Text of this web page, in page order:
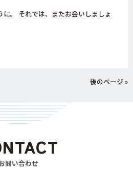
。 それでは、またお会いしましょ
後のページ »
問い合わせ